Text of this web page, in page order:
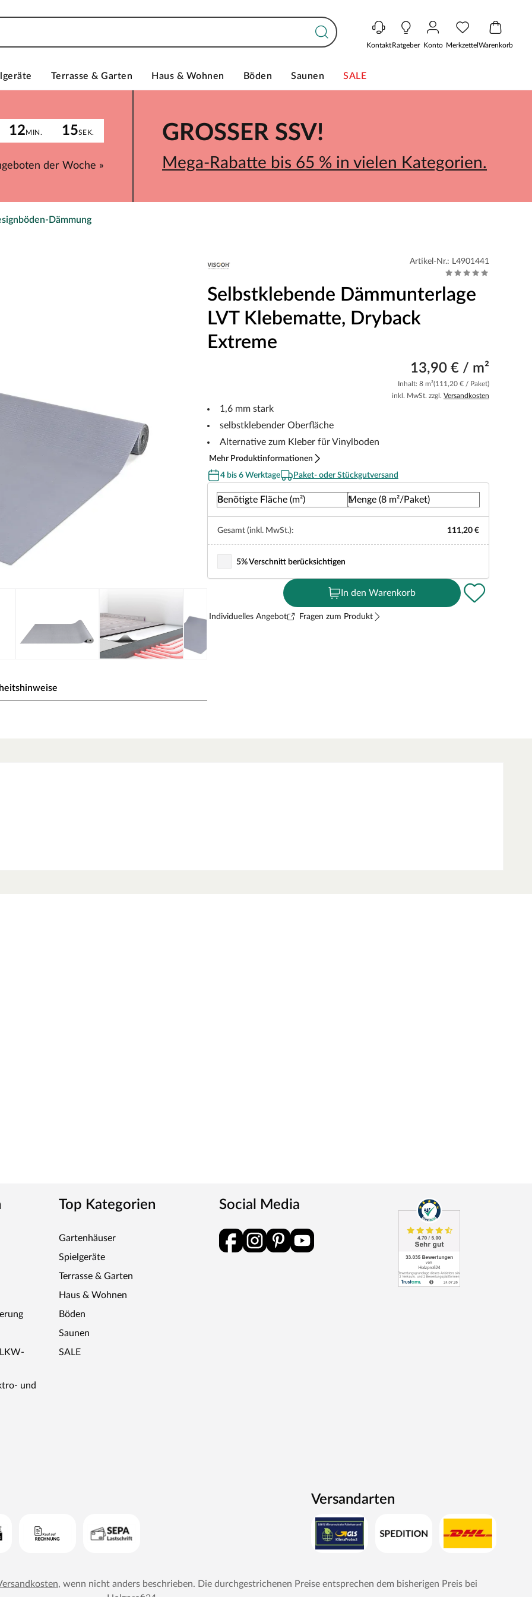
KontaktRatgeber Konto MerkzettelWarenkorb
Terrasse & Garten Haus & Wohnen Böden Saunen SALE
12MIN. 15SEK.
der Woche »
GROSSER SSV!
Mega-Rabatte bis 65 % in vielen Kategorien.
Dämmung
Verlegung von LVT-Dryback-
Bodenunebenheiten ausgeglichen oder
Fußbodenheizungen geeignet.
Artikel-Nr.: L4901441
Selbstklebende Dämmunterlage
LVT Klebematte, Dryback
Extreme
13,90 € / m²
Inhalt: 8 m²(111,20 € / Paket)
inkl. MwSt. zzgl. Versandkosten
1,6 mm stark
selbstklebender Oberfläche
Alternative zum Kleber für Vinylboden
Mehr Produktinformationen
4 bis 6 Werktage
Paket- oder Stückgutversand
Benötigte Fläche (m²) Menge (8 m²/Paket)
Gesamt (inkl. MwSt.): 111,20 €
5% Verschnitt berücksichtigen
In den Warenkorb
Individuelles Angebot Fragen zum Produkt
und
Top Kategorien
Gartenhäuser
Spielgeräte
Terrasse & Garten
Haus & Wohnen
Böden
Saunen
SALE
Social Media
Versandarten
, wenn nicht anders beschrieben. Die durchgestrichenen Preise entsprechen dem bisherigen Preis bei